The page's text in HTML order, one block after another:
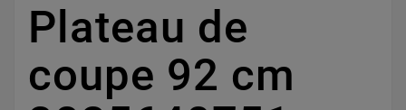
Plateau de
coupe 92 cm